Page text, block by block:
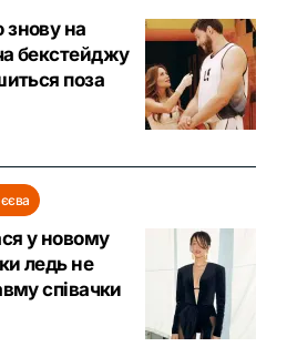
на
бекстейджу
поза
у новому
ледь не
співачки